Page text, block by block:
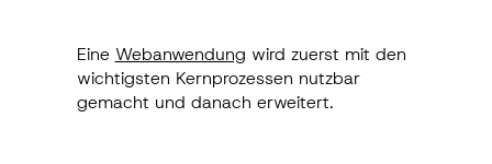
EineWebanwendungwird zuerst mit den
wichtigsten Kernprozessen nutzbar
gemacht und danach erweitert.
Eine Webanwendung wird zuerst mit den
wichtigsten Kernprozessen nutzbar
gemacht und danach erweitert.